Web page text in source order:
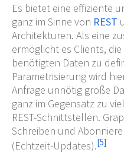
Es bietet eine effiziente
ganz im Sinne von REST
Architekturen. Als eine
ermöglicht es Clients,
benötigten Daten zu
Parametrisierung wird
Anfrage unnötig große
ganz im Gegensatz zu
REST-Schnittstellen.
Schreiben und
(Echtzeit-Updates).[5]